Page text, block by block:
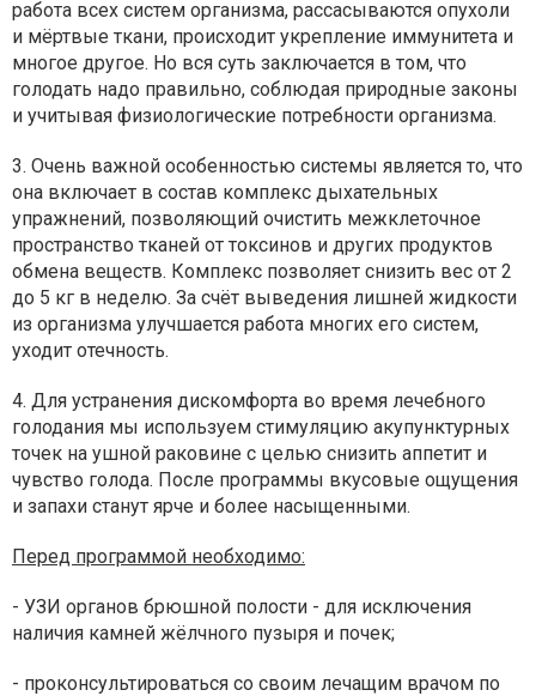
работа всех систем организма, рассасываются опухоли
и мёртвые ткани, происходит укрепление иммунитета и
многое другое. Но вся суть заключается в том, что
голодать надо правильно, соблюдая природные законы
и учитывая физиологические потребности организма.
3. Очень важной особенностью системы является то, что
она включает в состав комплекс дыхательных
упражнений, позволяющий очистить межклеточное
пространство тканей от токсинов и других продуктов
обмена веществ. Комплекс позволяет снизить вес от 2
до 5 кг в неделю. За счёт выведения лишней жидкости
из организма улучшается работа многих его систем,
уходит отечность.
4. Для устранения дискомфорта во время лечебного
голодания мы используем стимуляцию акупунктурных
точек на ушной раковине с целью снизить аппетит и
чувство голода. После программы вкусовые ощущения
и запахи станут ярче и более насыщенными.
Перед программой необходимо:
- УЗИ органов брюшной полости - для исключения
наличия камней жёлчного пузыря и почек;
- проконсультироваться со своим лечащим врачом по